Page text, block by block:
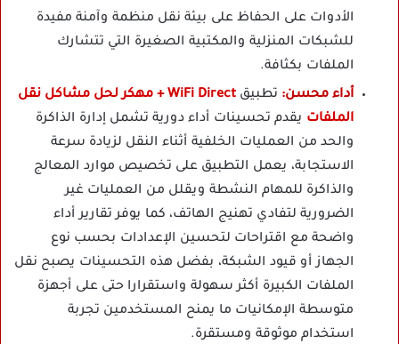
الأدوات على الحفاظ على بيئة نقل منظمة وآمنة مفيدة
للشبكات المنزلية والمكتبية الصغيرة التي تتشارك
الملفات بكثافة.
أداء محسن: تطبيق
WiFi Direct + مهكر لحل مشاكل نقل
الملفات يقدم تحسينات أداء دورية تشمل إدارة الذاكرة
والحد من العمليات الخلفية أثناء النقل لزيادة سرعة
الاستجابة، يعمل التطبيق على تخصيص موارد المعالج
والذاكرة للمهام النشطة ويقلل من العمليات غير
الضرورية لتفادي تهنيج الهاتف، كما يوفر تقارير أداء
واضحة مع اقتراحات لتحسين الإعدادات بحسب نوع
الجهاز أو قيود الشبكة، بفضل هذه التحسينات يصبح نقل
الملفات الكبيرة أكثر سهولة واستقرارا حتى على أجهزة
متوسطة الإمكانيات ما يمنح المستخدمين تجربة
استخدام موثوقة ومستقرة.